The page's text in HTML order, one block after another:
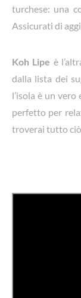
turchese: una
Assicurati di
Koh Lipe è
dalla lista dei
l’isola è un
perfetto per
troverai tutto